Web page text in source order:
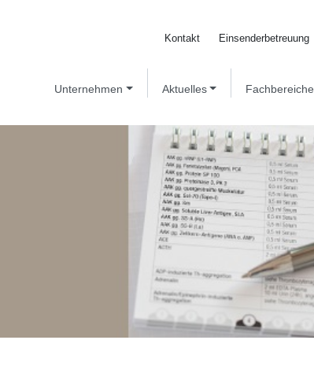
Unternehmen Aktuelles Fachbereiche
Kontakt Einsenderbetreuung